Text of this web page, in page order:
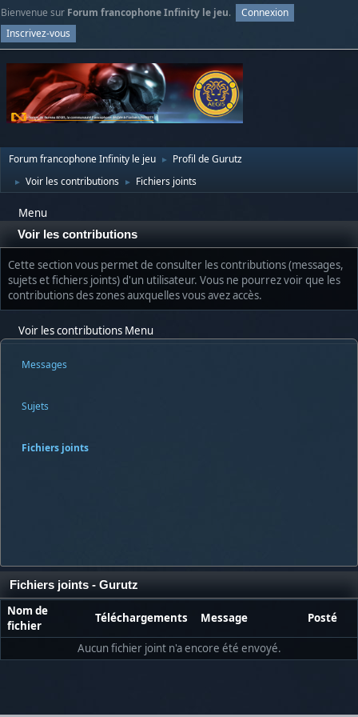
Bienvenue sur Forum francophone Infinity le jeu.
Connexion
Inscrivez-vous
Forum francophone Infinity le jeu ► Profil de Gurutz
► Voir les contributions ► Fichiers joints
Menu
Voir les contributions
Cette section vous permet de consulter les contributions (messages,
sujets et fichiers joints) d'un utilisateur. Vous ne pourrez voir que les
contributions des zones auxquelles vous avez accès.
Voir les contributions Menu
Messages
Sujets
Fichiers joints
Fichiers joints - Gurutz
Nom de
fichier
Téléchargements Message Posté
Aucun fichier joint n'a encore été envoyé.